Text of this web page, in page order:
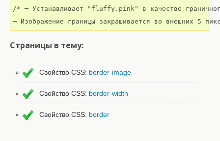
/* ─ Устанавливает "fluffy.pink" в качестве
─ Изображение границы закрашивается во внешних 5
Страницы в тему:
Свойство CSS: border-image
Свойство CSS: border-width
Свойство CSS: border